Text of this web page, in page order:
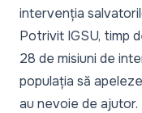
intervenția
Potrivit IGSU, timp
28 de misiuni de
populația să
au nevoie de ajutor.